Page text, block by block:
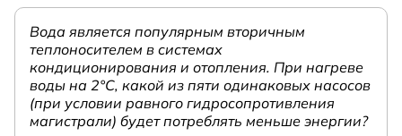
Вода является популярным вторичным
теплоносителем в системах
кондиционирования и отопления. При нагреве
воды на 2°С, какой из пяти одинаковых насосов
(при условии равного гидросопротивления
магистрали) будет потреблять меньше энергии?